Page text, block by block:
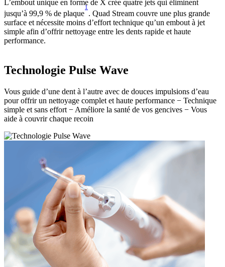
L’embout unique en forme de X crée quatre jets qui éliminent
jusqu’à 99,9 % de plaque
1
. Quad Stream couvre une plus grande
surface et nécessite moins d’effort technique qu’un embout à jet
simple afin d’offrir nettoyage entre les dents rapide et haute
performance.
Technologie Pulse Wave
Vous guide d’une dent à l’autre avec de douces impulsions d’eau
pour offrir un nettoyage complet et haute performance − Technique
simple et sans effort − Améliore la santé de vos gencives − Vous
aide à couvrir chaque recoin